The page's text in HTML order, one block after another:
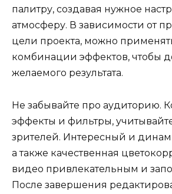
палитру, создавая нужное
атмосферу. В зависимости от
цели проекта, можно
комбинации эффектов, чтобы
желаемого результата.
Не забывайте про аудиторию.
эффекты и фильтры,
зрителей. Интересный и
а также качественная
видео привлекательным и
После завершения